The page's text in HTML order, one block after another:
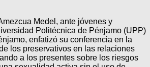
Medel, ante jóvenes y
Politécnica de Pénjamo (UPP)
enfatizó su conferencia en la
los preservativos en las relaciones
a los presentes sobre los riesgos